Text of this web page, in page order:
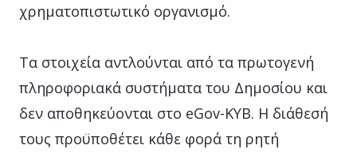
χρηματοπιστωτικό οργανισμό.
Τα στοιχεία αντλούνται από τα πρωτογενή
πληροφοριακά συστήματα του Δημοσίου και
δεν αποθηκεύονται στο eGov-KYΒ. Η διάθεσή
τους προϋποθέτει κάθε φορά τη ρητή